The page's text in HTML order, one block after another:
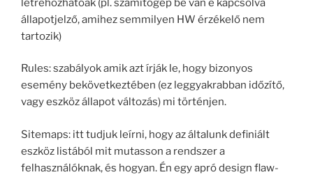
állapotjelző, amihez semmilyen HW érzékelő nem
tartozik)
Rules: szabályok amik azt írják le, hogy bizonyos
esemény bekövetkeztében (ez leggyakrabban időzítő,
vagy eszköz állapot változás) mi történjen.
Sitemaps: itt tudjuk leírni, hogy az általunk definiált
eszköz listából mit mutasson a rendszer a
felhasználóknak, és hogyan. Én egy apró design flaw-